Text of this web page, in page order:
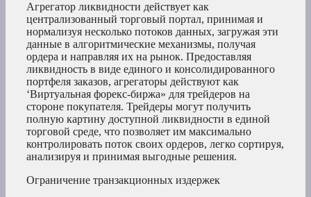
Агрегатор ликвидности действует как
централизованный торговый портал, принимая и
нормализуя несколько потоков данных, загружая эти
данные в алгоритмические механизмы, получая
ордера и направляя их на рынок. Предоставляя
ликвидность в виде единого и консолидированного
портфеля заказов, агрегаторы действуют как
‘Виртуальная форекс-биржа» для трейдеров на
стороне покупателя. Трейдеры могут получить
полную картину доступной ликвидности в единой
торговой среде, что позволяет им максимально
контролировать поток своих ордеров, легко сортируя,
анализируя и принимая выгодные решения.
Ограничение транзакционных издержек